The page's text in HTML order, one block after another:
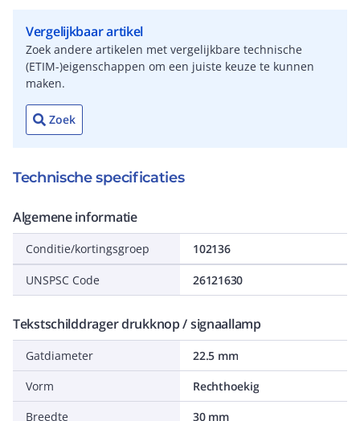
Vergelijkbaar artikel
Zoek andere artikelen met vergelijkbare technische
(ETIM-)eigenschappen om een juiste keuze te kunnen
maken.
Zoek
Technische specificaties
Algemene informatie
Conditie/kortingsgroep 102136
UNSPSC Code 26121630
Tekstschilddrager drukknop / signaallamp
Gatdiameter
22.5 mm
Vorm
Rechthoekig
Breedte
30 mm